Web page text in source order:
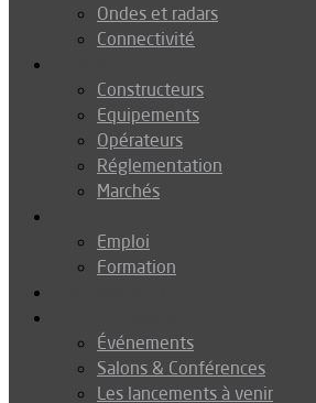
Ondes et radars
Connectivité
Constructeurs
Equipements
Opérateurs
Réglementation
Marchés
Emploi
Formation
Événements
Salons & Conférences
Les lancements à venir